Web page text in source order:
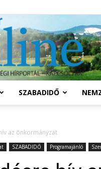
SZABADIDŐ
az önkormányzat
SZABADIDŐ Programajánló